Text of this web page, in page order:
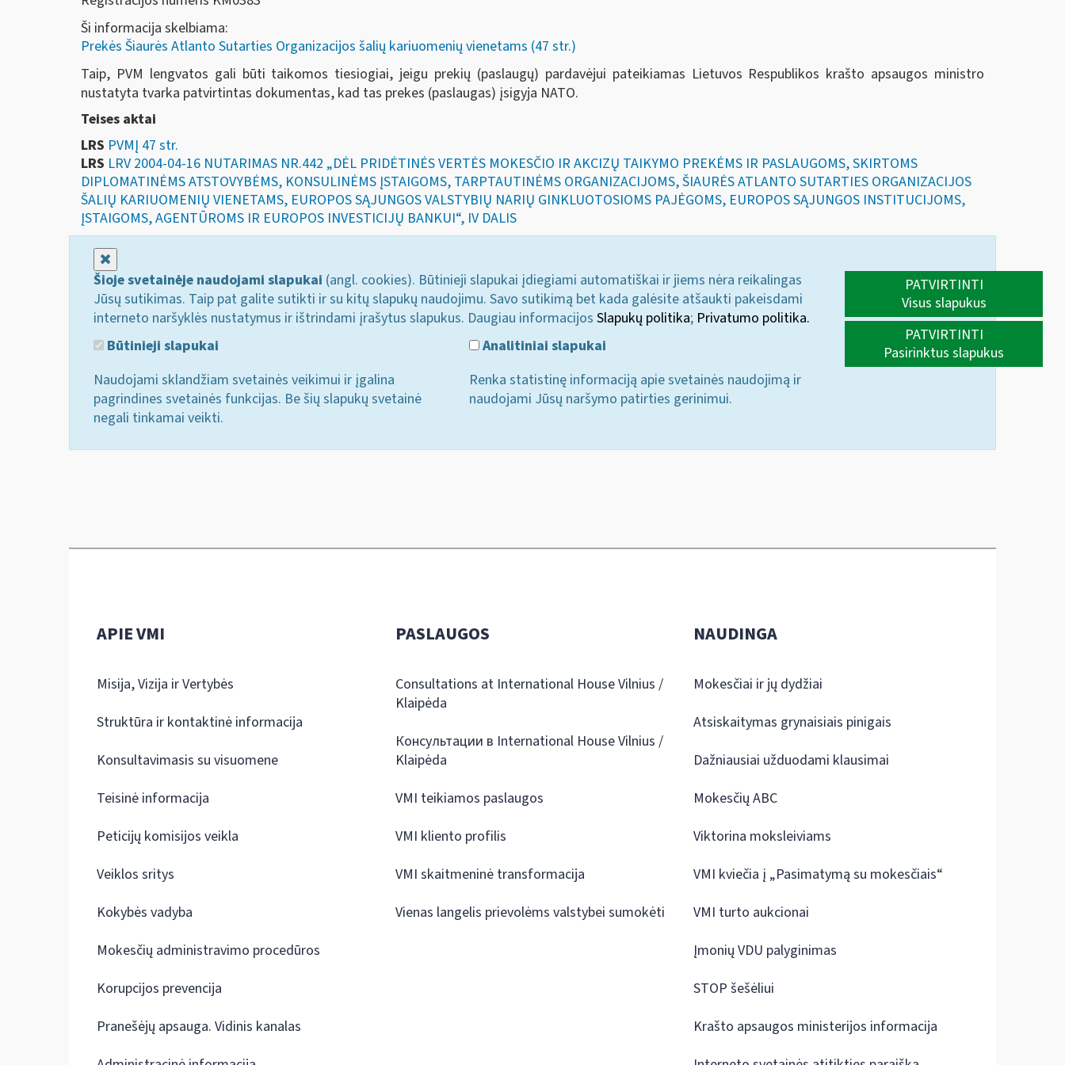
Ši informacija skelbiama:
Prekės Šiaurės Atlanto Sutarties Organizacijos šalių kariuomenių vienetams (47 str.)
Taip, PVM lengvatos gali būti taikomos tiesiogiai, jeigu prekių (paslaugų) pardavėjui pateikiamas Lietuvos Respublikos krašto apsaugos ministro
nustatyta tvarka patvirtintas dokumentas, kad tas prekes (paslaugas) įsigyja NATO.
Teises aktai
LRS PVMĮ 47 str.
LRS LRV 2004-04-16 NUTARIMAS NR.442 „DĖL PRIDĖTINĖS VERTĖS MOKESČIO IR AKCIZŲ TAIKYMO PREKĖMS IR PASLAUGOMS, SKIRTOMS
DIPLOMATINĖMS ATSTOVYBĖMS, KONSULINĖMS ĮSTAIGOMS, TARPTAUTINĖMS ORGANIZACIJOMS, ŠIAURĖS ATLANTO SUTARTIES ORGANIZACIJOS
ŠALIŲ KARIUOMENIŲ VIENETAMS, EUROPOS SĄJUNGOS VALSTYBIŲ NARIŲ GINKLUOTOSIOMS PAJĖGOMS, EUROPOS SĄJUNGOS INSTITUCIJOMS,
ĮSTAIGOMS, AGENTŪROMS IR EUROPOS INVESTICIJŲ BANKUI“, IV DALIS
Šioje svetainėje naudojami slapukai (angl. cookies). Būtinieji slapukai įdiegiami automatiškai ir jiems nėra reikalingas
Jūsų sutikimas. Taip pat galite sutikti ir su kitų slapukų naudojimu. Savo sutikimą bet kada galėsite atšaukti pakeisdami
interneto naršyklės nustatymus ir ištrindami įrašytus slapukus. Daugiau informacijos Slapukų politika; Privatumo politika.
Būtinieji slapukai
Naudojami sklandžiam svetainės veikimui ir įgalina
pagrindines svetainės funkcijas. Be šių slapukų svetainė
negali tinkamai veikti.
Analitiniai slapukai
Renka statistinę informaciją apie svetainės naudojimą ir
naudojami Jūsų naršymo patirties gerinimui.
PATVIRTINTI
Visus slapukus
PATVIRTINTI
Pasirinktus slapukus
APIE VMI
Misija, Vizija ir Vertybės
Struktūra ir kontaktinė informacija
Konsultavimasis su visuomene
Teisinė informacija
Peticijų komisijos veikla
Veiklos sritys
Kokybės vadyba
Mokesčių administravimo procedūros
Korupcijos prevencija
Pranešėjų apsauga. Vidinis kanalas
PASLAUGOS
Consultations at International House Vilnius /
Klaipėda
Консультации в International House Vilnius /
Klaipėda
VMI teikiamos paslaugos
VMI kliento profilis
VMI skaitmeninė transformacija
Vienas langelis prievolėms valstybei sumokėti
NAUDINGA
Mokesčiai ir jų dydžiai
Atsiskaitymas grynaisiais pinigais
Dažniausiai užduodami klausimai
Mokesčių ABC
Viktorina moksleiviams
VMI kviečia į „Pasimatymą su mokesčiais“
VMI turto aukcionai
Įmonių VDU palyginimas
STOP šešėliui
Krašto apsaugos ministerijos informacija